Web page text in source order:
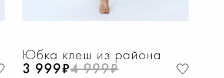
Юбка клеш из района
3 999₽4 999₽